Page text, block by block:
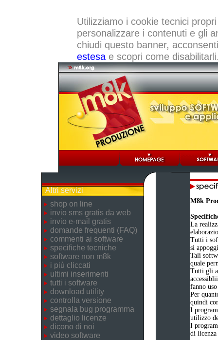
Utilizziamo i cookie tecnici
personalizzare i contenuti e gli
chiudi questo banner,
estesae scopri come
Altri servizi
shop on line
invio sms gratis da web
invio e-mail gratis
domande frequenti (FAQ)
commenti ai software
specifiche tecniche
software non m8k
i più cliccati
ultimi inserimenti
tutti i software
download utility
controlla versione
segnala bug programma
dettaglio licenze
dicono di noi
video software
M8k
La
Tutti i
si
Tali
quale
Tutti gli
fanno uso
Per
quindi
I
utilizzo
I
di licenza